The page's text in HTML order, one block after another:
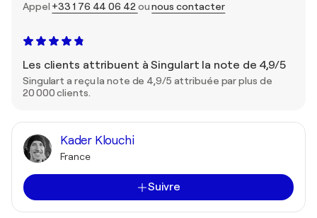
Appel +33 1 76 44 06 42 ounous contacter
Les clients attribuent à Singulart la note de 4,9/5
Singulart a reçu la note de 4,9/5 attribuée par plus de
20 000 clients.
Kader Klouchi
France
Suivre